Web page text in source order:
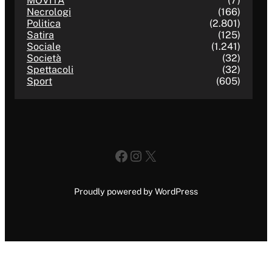
Necrologi
(166)
Politica
(2.801)
Satira
(125)
Sociale
(1.241)
Società
(32)
Spettacoli
(32)
Sport
(605)
Facebook
Instagram
X
Proudly powered by WordPress